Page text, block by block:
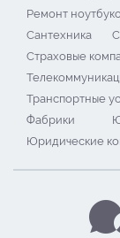
Ремонт
Сантехника
Страховые
Транспортные
Фабрики
Юридические